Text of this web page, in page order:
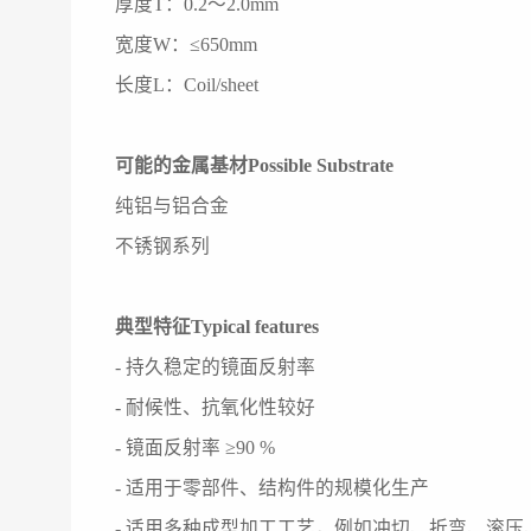
厚度T：0.2～2.0mm
宽度W：≤650mm
长度L：Coil/sheet
可能的金属基材Possible Substrate
纯铝与铝合金
不锈钢系列
典型特征Typical features
- 持久稳定的镜面反射率
- 耐候性、抗氧化性较好
- 镜面反射率 ≥90 %
- 适用于零部件、结构件的规模化生产